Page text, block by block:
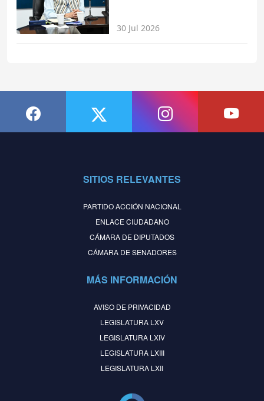
30 Jul 2026
SITIOS RELEVANTES
PARTIDO ACCIÓN NACIONAL
ENLACE CIUDADANO
CÁMARA DE DIPUTADOS
CÁMARA DE SENADORES
MÁS INFORMACIÓN
AVISO DE PRIVACIDAD
LEGISLATURA LXV
LEGISLATURA LXIV
LEGISLATURA LXIII
LEGISLATURA LXII